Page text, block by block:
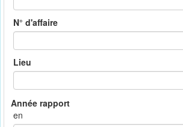
N° d'affaire
Lieu
en